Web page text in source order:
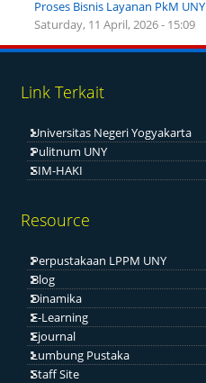
Proses Bisnis Layanan PkM UNY
Saturday, 11 April, 2026 - 15:09
Link Terkait
Universitas Negeri Yogyakarta
Pulitnum UNY
SIM-HAKI
Resource
Perpustakaan LPPM UNY
Blog
Dinamika
E-Learning
Ejournal
Lumbung Pustaka
Staff Site